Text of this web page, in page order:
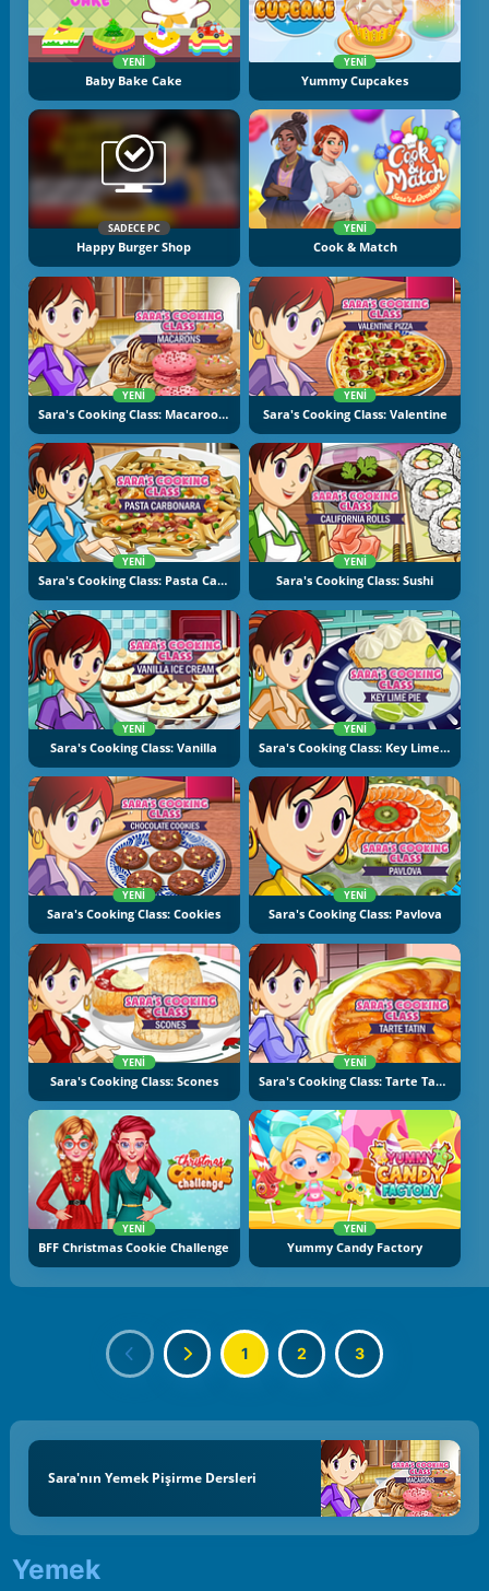
YENI
Baby Bake Cake
YENI
Yummy Cupcakes
SADECE PC
Happy Burger Shop
YENI
Cook & Match
YENI
Sara's Cooking Class: Macaroons
YENI
Sara's Cooking Class: Valentine
YENI
Sara's Cooking Class: Pasta Carbonara
YENI
Sara's Cooking Class: Sushi
YENI
Sara's Cooking Class: Vanilla
YENI
Sara's Cooking Class: Key Lime Pie
YENI
Sara's Cooking Class: Cookies
YENI
Sara's Cooking Class: Pavlova
YENI
Sara's Cooking Class: Scones
YENI
Sara's Cooking Class: Tarte Tatin
YENI
BFF Christmas Cookie Challenge
YENI
Yummy Candy Factory
1 2 3
Sara'nın Yemek Pişirme Dersleri
Yemek